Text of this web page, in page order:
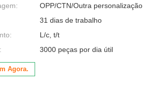
OPP/CTN/Outra personalização
31 dias de trabalho
L/c, t/t
3000 peças por dia útil
Agora.